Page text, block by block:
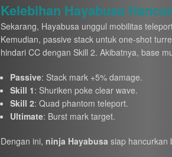
Kelebihan Hayabusa
Sekarang, Hayabusa unggul mobilitas
Kemudian, passive stack untuk one-shot
hindari CC dengan Skill 2. Akibatnya, base
Passive: Stack mark +5% damage.
Skill 1: Shuriken poke clear wave.
Skill 2: Quad phantom teleport.
Ultimate: Burst mark target.
Dengan ini, ninja Hayabusa siap hancurkan